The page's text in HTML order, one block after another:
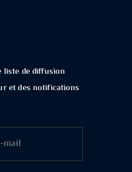
liste de diffusion
et des notifications